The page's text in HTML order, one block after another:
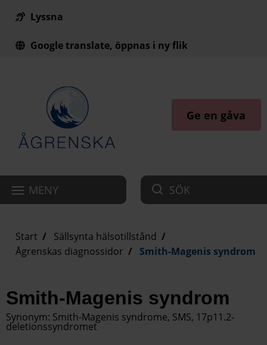
Till innehåll på sidan
Lyssna
Google translate, öppnas i ny flik
Ge en gåva
MENY SÖK
Start
Sällsynta hälsotillstånd
Ågrenskas diagnossidor
Smith-Magenis syndrom
Smith-Magenis syndrom
Synonym: Smith-Magenis syndrome, SMS, 17p11.2-
deletionssyndromet